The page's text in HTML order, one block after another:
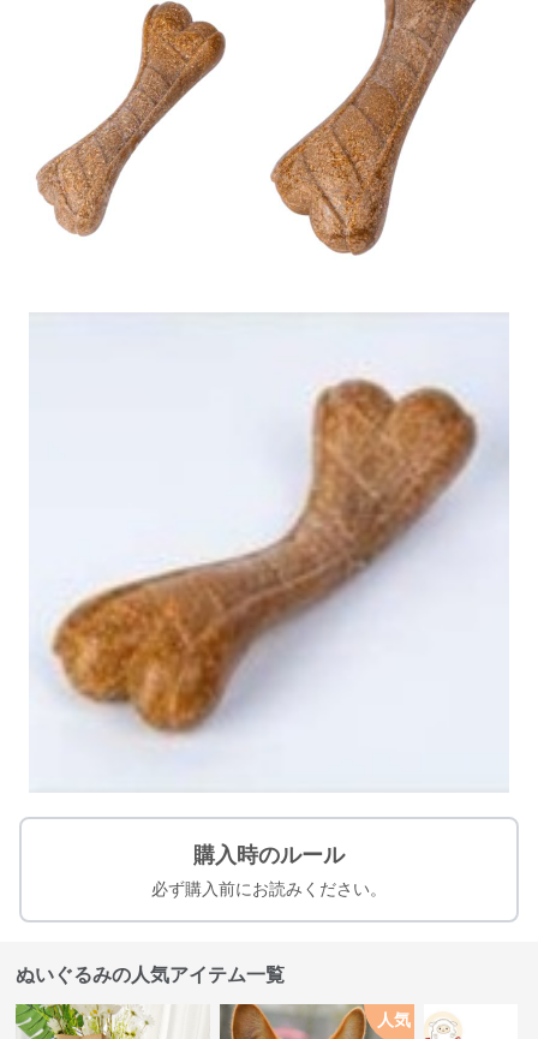
購入時のルール
必ず購入前にお読みください。
ぬいぐるみの人気アイテム一覧
人気